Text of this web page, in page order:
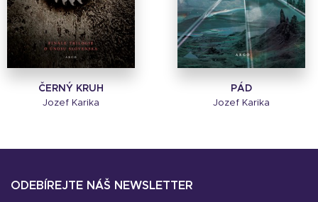
ČERNÝ KRUH
Jozef Karika
PÁD
Jozef Karika
ODEBÍREJTE NÁŠ NEWSLETTER